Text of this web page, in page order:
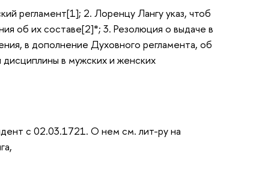
регламент[1]; 2. Лоренцу Лангу указ, чтоб
об их составе[2]*; 3. Резолюция о выдаче в
в дополнение Духовного регламента, об
в мужских и женских
с 02.03.1721. О нем см. лит-ру на